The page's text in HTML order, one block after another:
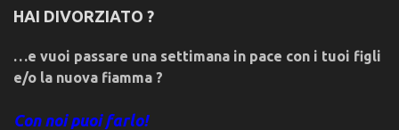
HAI DIVORZIATO ?
…e vuoi passare una settimana in pace con i tuoi figli
e/o la nuova fiamma ?
Con noi puoi farlo!